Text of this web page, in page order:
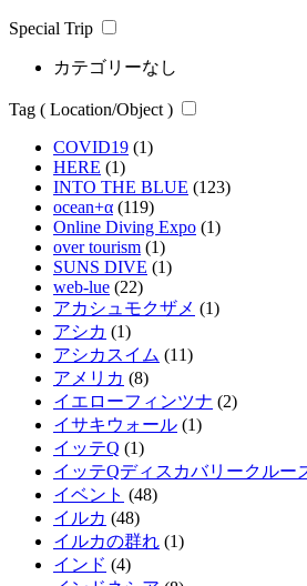
Special Trip
カテゴリーなし
Tag ( Location/Object )
COVID19 (1)
HERE (1)
INTO THE BLUE (123)
ocean+α (119)
Online Diving Expo (1)
over tourism (1)
SUNS DIVE (1)
web-lue (22)
アカシュモクザメ (1)
アシカ (1)
アシカスイム (11)
アメリカ (8)
イエローフィンツナ (2)
イサキウォール (1)
イッテQ (1)
イッテQディスカバリークルー
イベント (48)
イルカ (48)
イルカの群れ (1)
インド (4)